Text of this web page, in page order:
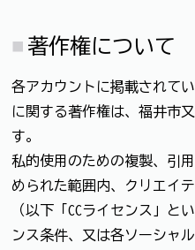
著作権について
各アカウントに掲載されて
に関する著作権は、福井市
す。
私的使用のための複製、引
められた範囲内、クリエイ
（以下「CCライセンス」と
ンス条件、又は各ソーシャ